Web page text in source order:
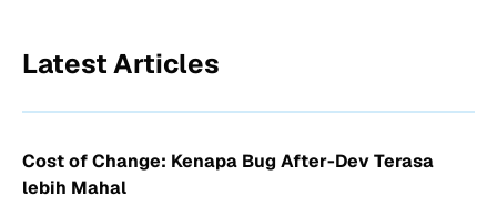
Latest Articles
Cost of Change: Kenapa Bug After-Dev Terasa
lebih Mahal